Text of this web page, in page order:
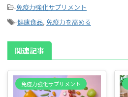
-免疫力強化サプリメント
-健康食品, 免疫力を高める
関連記事
免疫力強化サプリメント